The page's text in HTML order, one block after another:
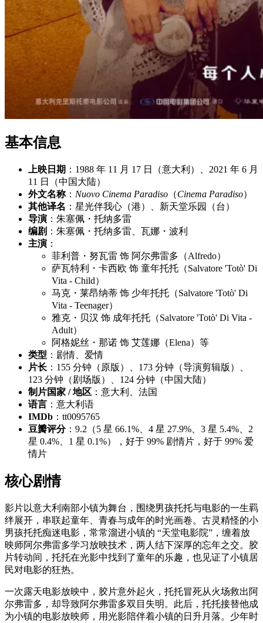
基本信息
上映日期 ：1988 年 11 月 17 日（意大利）、2021 年 6 月
11 日（中国大陆）
外文名称： Nuovo Cinema Paradiso （Cinema Paradiso）
其他译名 ：星光伴我心（港）、新天堂乐园（台）
导演 ：朱塞佩・托纳多雷
编剧 ：朱塞佩・托纳多雷、瓦娜・波利
主演 ：
菲利普・努瓦雷 饰 阿尔弗雷多（Alfredo）
萨瓦特利・卡西欧 饰 童年托托（Salvatore 'Totò' Di
Vita - Child）
马克・莱昂纳蒂 饰 少年托托（Salvatore 'Totò' Di
Vita - Teenager）
雅克・贝汉 饰 成年托托（Salvatore 'Totò' Di Vita -
Adult）
阿格妮丝・那诺 饰 艾莲娜（Elena）等
类型 ：剧情、爱情
片长 ：155 分钟（原版）、173 分钟（导演剪辑版）、
123 分钟（剧场版）、124 分钟（中国大陆）
制片国家 / 地区 ：意大利、法国
语言 ：意大利语
IMDb ：tt0095765
豆瓣评分：9.2（5 星 66.1%、4 星 27.9%、3 星 5.4%、2
星 0.4%、1 星 0.1%），好于 99% 剧情片，好于 99% 爱
情片
核心剧情
影片以意大利南部小镇为舞台，围绕男孩托托与电影的一生羁
绊展开，串联起童年、青春与成年的时光画卷。古灵精怪的小
男孩托托痴迷电影，常常溜进小镇的 “天堂电影院”，缠着放
映师阿尔弗雷多学习放映技术，两人结下深厚的忘年之交。胶
片转动间，托托在光影中找到了童年的乐趣，也见证了小镇居
民对电影的狂热。
一次露天电影放映中，胶片意外起火，托托冒死从火场救出阿
尔弗雷多，却导致阿尔弗雷多双目失明。此后，托托接替他成
为小镇的电影放映师，用光影陪伴着小镇的日升月落。少年时